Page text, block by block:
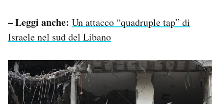
– Leggi anche: Un attacco “quadruple tap” di
Israele nel sud del Libano